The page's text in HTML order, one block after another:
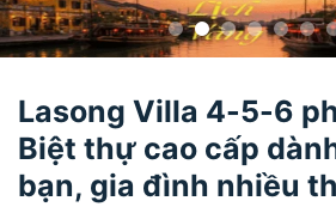
Lasong Villa 4-5-6
Biệt thự cao cấp
bạn, gia đình nhiều